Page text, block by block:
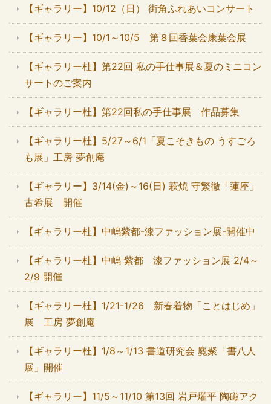
【ギャラリー】10/12（日） 街角ふれあいコンサート
【ギャラリー】10/1～10/5 第８回香葉会康葉会展
【ギャラリー杜】第22回 私の手仕事展＆夏のミニコン
サートのご案内
【ギャラリー杜】第22回私の手仕事展 作品募集
【ギャラリー杜】5/27～6/1「夏こそきもの うすごろ
も展」工房 夢創庵
【ギャラリー】3/14(金)～16(日) 萩焼 守繁徹「蓮座」
古希展 開催
【ギャラリー杜】中嶋紫都-漆ファッション展-開催中
【ギャラリー杜】中嶋 紫都 漆ファッション展 2/4～
2/9 開催
【ギャラリー杜】1/21-1/26 新春着物「ことはじめ」
展 工房 夢創庵
【ギャラリー杜】1/8～1/13 書道研究会 麑聚「書八人
展」開催
【ギャラリー】11/5～11/10 第13回 岩戸燿平 陶磁アク